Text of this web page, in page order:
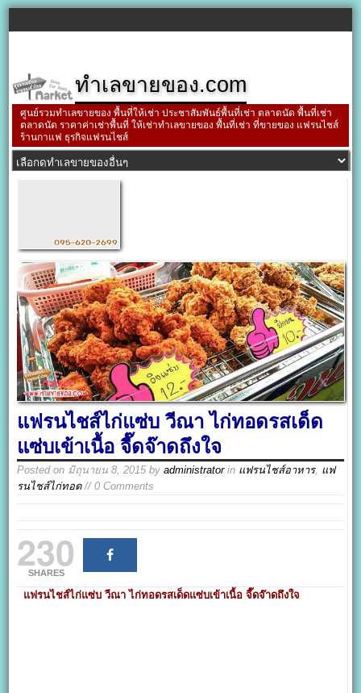
ทำเลขายของ.com
ศูนย์รวมทำเลขายของ พื้นที่ให้เช่า ประชาสัมพันธ์พื้นที่เช่า ตลาดนัด พื้นที่เช่า
ตลาดนัด ราคาค่าเช่าพื้นที่ ให้เช่าทำเลขายของ พื้นที่เช่า ที่ขายของ แฟรนไชส์
ร้านกาแฟ ธุรกิจแฟรนไชส์
แฟรนไชส์ไก่แซ่บ วีณา ไก่ทอดรสเด็ด
แซ่บเข้าเนื้อ จี๊ดจ๊าดถึงใจ
Posted on มิถุนายน 8, 2015 byadministratorin แฟรนไชส์อาหาร, แฟ
รนไชส์ไก่ทอด// 0 Comments
230
SHARES
แฟรนไชส์ไก่แซ่บ วีณา ไก่ทอดรสเด็ดแซ่บเข้าเนื้อ จี๊ดจ๊าดถึงใจ